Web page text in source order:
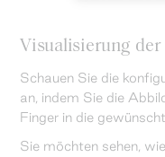
Visualisierung
Schauen Sie die
an, indem Sie die
Finger in die
Sie möchten sehen,